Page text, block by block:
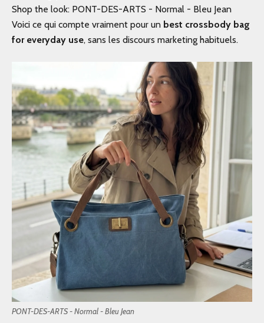
Shop the look: PONT-DES-ARTS - Normal - Bleu Jean
Voici ce qui compte vraiment pour un best crossbody bag
for everyday use, sans les discours marketing habituels.
PONT-DES-ARTS - Normal - Bleu Jean